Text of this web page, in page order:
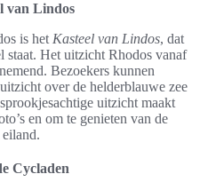
van Lindos
is het Kasteel van Lindos, dat
staat. Het uitzicht Rhodos vanaf
Bezoekers kunnen
over de helderblauwe zee
uitzicht maakt
en om te genieten van de
Cycladen